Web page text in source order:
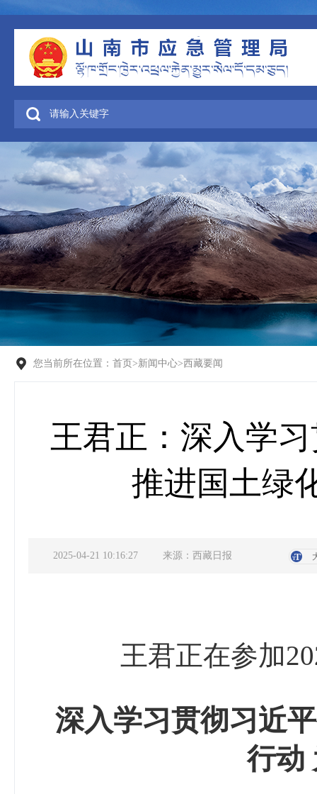
您当前所在位置： 首页 >新闻中心>西藏要闻
王君正：深入学
推进国土绿
2025-04-21 10:16:27 来源：西藏日报
王君正在参加
深入学习贯彻习近
行动